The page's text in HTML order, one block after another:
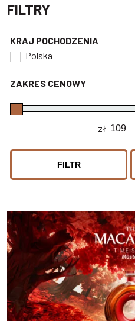
FILTRY
KRAJ POCHODZENIA
Polska
ZAKRES CENOWY
zł
FILTR